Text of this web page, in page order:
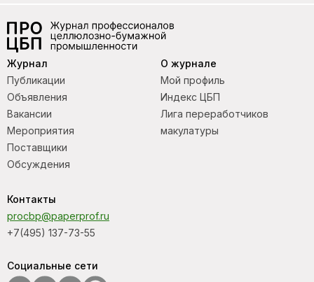
Контакты
procbp@paperprof.ru
+7(495) 137-73-55
О журнале
Мой профиль
Индекс ЦБП
Лига переработчиков
макулатуры
Журнал
Публикации
Объявления
Вакансии
Мероприятия
Поставщики
Обсуждения
Социальные сети